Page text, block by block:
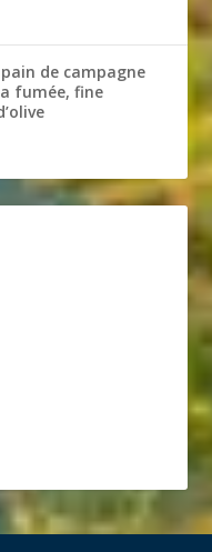
de campagne
fumée, fine